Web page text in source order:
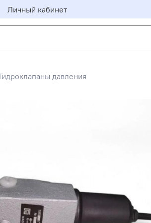
Личный кабинет
Гидроклапаны давления